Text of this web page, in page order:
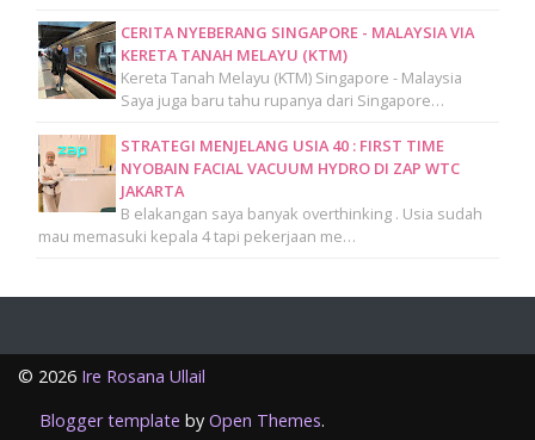
CERITA NYEBERANG SINGAPORE - MALAYSIA VIA
KERETA TANAH MELAYU (KTM)
Kereta Tanah Melayu (KTM) Singapore - Malaysia
Saya juga baru tahu rupanya dari Singapore…
STRATEGI MENJELANG USIA 40 : FIRST TIME
NYOBAIN FACIAL VACUUM HYDRO DI ZAP WTC
JAKARTA
B elakangan saya banyak overthinking . Usia sudah
mau memasuki kepala 4 tapi pekerjaan me…
© 2026 Ire Rosana Ullail
Blogger template by Open Themes.